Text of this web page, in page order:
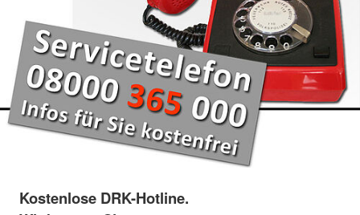
Kostenlose DRK-Hotline.